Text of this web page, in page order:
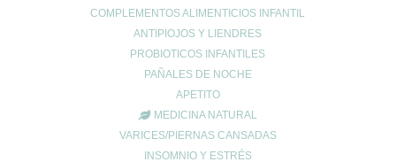
COMPLEMENTOS ALIMENTICIOS INFANTIL
ANTIPIOJOS Y LIENDRES
PROBIOTICOS INFANTILES
PAÑALES DE NOCHE
APETITO
MEDICINA NATURAL
VARICES/PIERNAS CANSADAS
INSOMNIO Y ESTRÉS